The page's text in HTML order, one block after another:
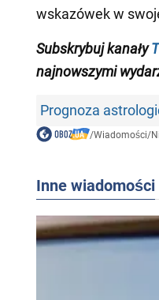
wskazówek w
Subskrybujkanały
najnowszymi
Prognoza
/Wiadomości/
Inne wiadomości